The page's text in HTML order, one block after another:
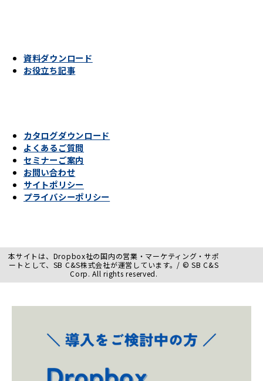
資料ダウンロード
お役立ち記事
カタログダウンロード
よくあるご質問
セミナーご案内
お問い合わせ
サイトポリシー
プライバシーポリシー
本サイトは、Dropbox社の国内の営業・マーケティング・サポ
ートとして、SB C&S株式会社が運営しています。/ © SB C&S
Corp. All rights reserved.